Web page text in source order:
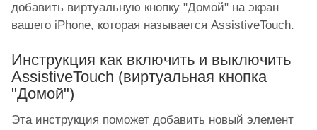
добавить виртуальную кнопку "Домой" на экран
вашего iPhone, которая называется AssistiveTouch.
Инструкция как включить и выключить
AssistiveTouch (виртуальная кнопка
"Домой")
Эта инструкция поможет добавить новый элемент